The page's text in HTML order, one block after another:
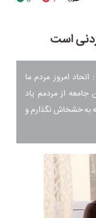
است
اتحاد امروز مردم ما
از مردمم یاد
به خشخاش نگذارم و